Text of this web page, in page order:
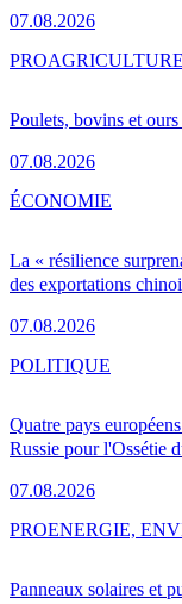
07.08.2026
Poulets, bovins et
07.08.2026
PRO
La « résilience
des exportations
07.08.2026
ÉCONOMIE
Quatre pays
Russie pour l'Ossétie
07.08.2026
POLITIQUE
Panneaux solaires et
PROENERGIE,